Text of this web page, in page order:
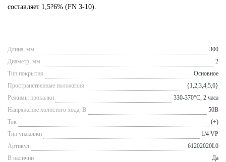
составляет 1,5?6% (FN 3-10).
Длина, мм
300
Диаметр, мм
2
Тип покрытия
Основное
Пространственные положения
{1,2,3,4,5,6}
Режимы прокалки
330-370°С, 2 часа
Напряжение холостого хода, В
50В
Ток
(+)
Тип упаковки
1/4 VP
Артикул
61202020L0
В наличии
Да